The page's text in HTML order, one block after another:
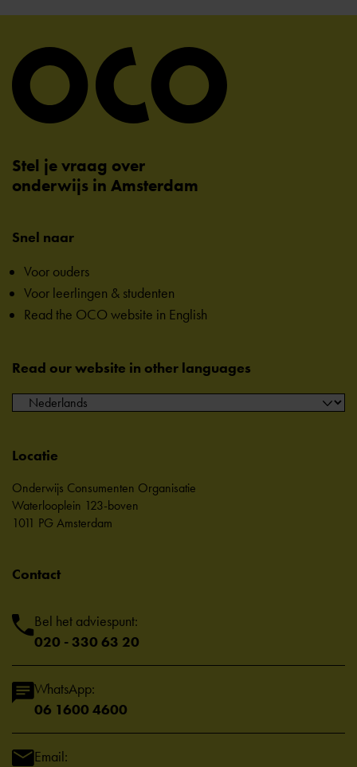
Stel je vraag over
onderwijs in Amsterdam
Snel naar
Voor ouders
Voor leerlingen & studenten
Read the OCO website in English
Read our website in other languages
Locatie
Onderwijs Consumenten Organisatie
Waterlooplein 123-boven
1011 PG Amsterdam
Contact
Bel het adviespunt:
020 - 330 63 20
WhatsApp:
06 1600 4600
Email: